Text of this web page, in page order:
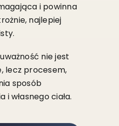
i powinna
najlepiej
nie jest
lecz procesem,
sposób
i własnego ciała.